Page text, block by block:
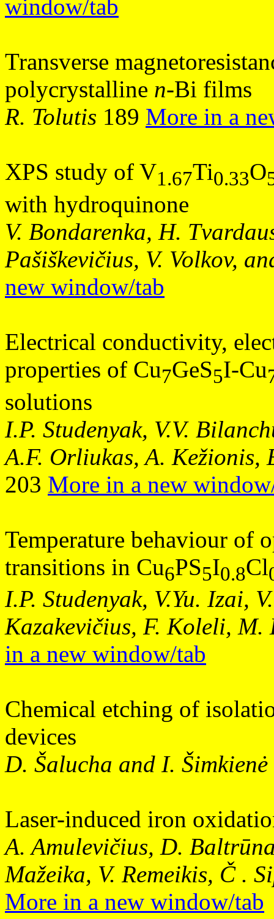
window/tab
Transverse
polycrystalline n-Bi films
R. Tolutis 189 More in a
XPS study of V1.67Ti0.33O
with hydroquinone
V. Bondarenka, H.
Pašiškevičius, V. Volkov,
new window/tab
Electrical conductivity,
properties of Cu7GeS5I-Cu
solutions
I.P. Studenyak, V.V.
A.F. Orliukas, A. Kežionis,
203 More in a new
Temperature behaviour of
transitions in Cu6PS5I0.8Cl
I.P. Studenyak, V.Yu. Izai,
Kazakevičius, F. Koleli, M.
in a new window/tab
Chemical etching of
devices
D. Šalucha and I. Šimkienė
Laser-induced iron
A. Amulevičius, D.
Mažeika, V. Remeikis, Č .
More in a new window/tab